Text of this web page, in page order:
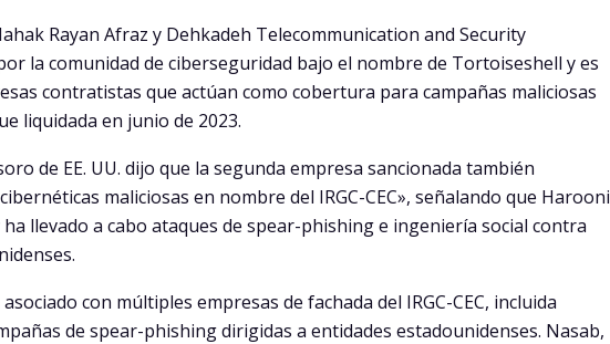
Rayan Afraz y Dehkadeh Telecommunication and Security
la comunidad de ciberseguridad bajo el nombre de Tortoiseshell y es
contratistas que actúan como cobertura para campañas maliciosas
liquidada en junio de 2023.
de EE. UU. dijo que la segunda empresa sancionada también
maliciosas en nombre del IRGC-CEC», señalando que Harooni
llevado a cabo ataques de spear-phishing e ingeniería social contra
con múltiples empresas de fachada del IRGC-CEC, incluida
de spear-phishing dirigidas a entidades estadounidenses. Nasab,